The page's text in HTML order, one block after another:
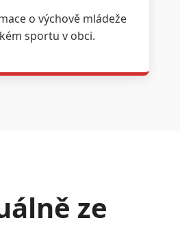
o výchově mládeže
sportu v obci.
ze